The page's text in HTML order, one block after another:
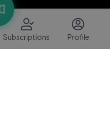
Subscriptions Profile